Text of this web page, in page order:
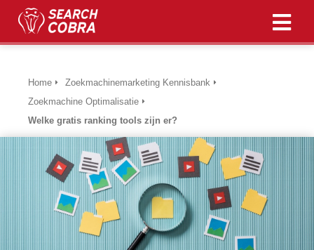
Home
Zoekmachinemarketing Kennisbank
Zoekmachine Optimalisatie
Welke gratis ranking tools zijn er?
policy